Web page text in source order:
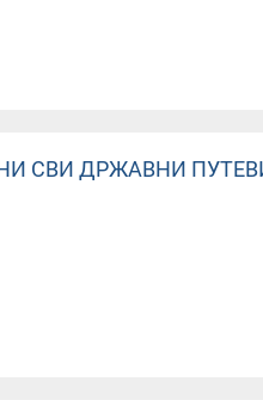
СВИ ДРЖАВНИ